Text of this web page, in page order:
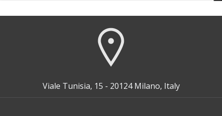
Viale Tunisia, 15 - 20124 Milano, Italy